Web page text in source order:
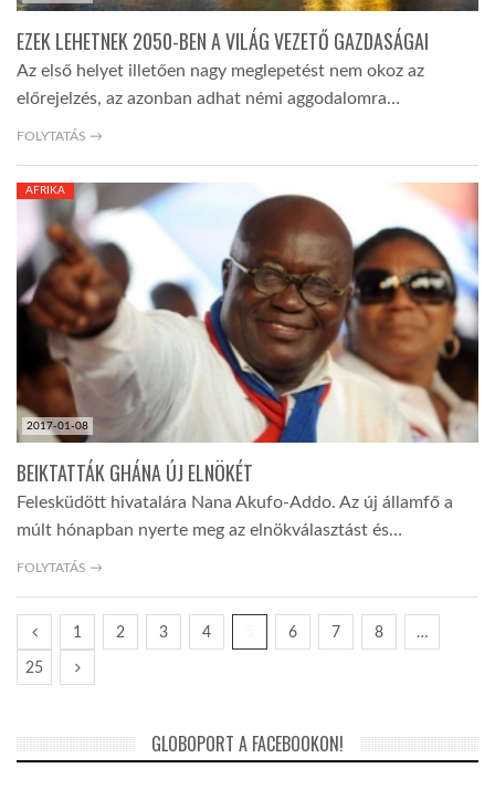
EZEK LEHETNEK 2050-BEN A VILÁG VEZETŐ GAZDASÁGAI
Az első helyet illetően nagy meglepetést nem okoz az
előrejelzés, az azonban adhat némi aggodalomra…
FOLYTATÁS →
2017-01-08
AFRIKA
BEIKTATTÁK GHÁNA ÚJ ELNÖKÉT
Felesküdött hivatalára Nana Akufo-Addo. Az új államfő a
múlt hónapban nyerte meg az elnökválasztást és…
FOLYTATÁS →
1 2 3 4 6 7 8 …
25
GLOBOPORT A FACEBOOKON!